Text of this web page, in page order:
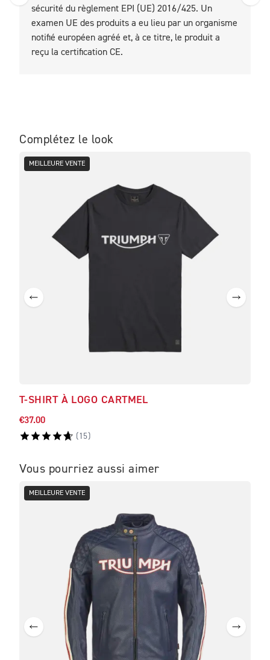
sécurité du règlement EPI (UE) 2016/425. Un
examen UE des produits a eu lieu par un organisme
notifié européen agréé et, à ce titre, le produit a
reçu la certification CE.
Complétez le look
MEILLEURE VENTE
T-SHIRT À LOGO CARTMEL
€37.00
( 15)
Vous pourriez aussi aimer
MEILLEURE VENTE